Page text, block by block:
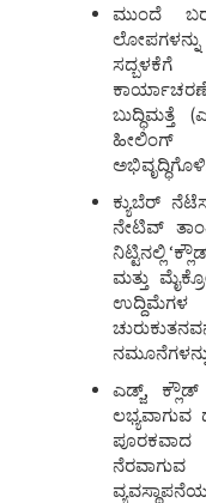
ಮುಂದೆ
ಬುದ್ಧಿಮತ್ತೆ
ಹೀಲಿಂಗ್
ಕ್ಯುಬೆರ್
ನೇಟಿವ್
ನಿಟ್ಟಿನಲ್ಲಿ
ಮತ್ತು
ಎಡ್ಜ್, ಕ್ಲೌಡ್
ಲಭ್ಯವಾಗುವ
ಪೂರಕವಾದ
ನೆರವಾಗುವ